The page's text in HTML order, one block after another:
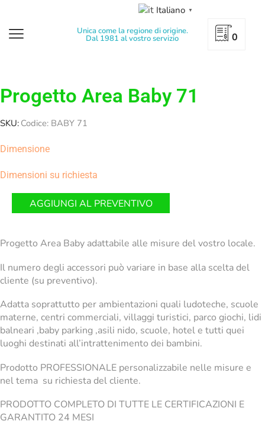
Italiano ▼
Unica come la regione di origine.
Dal 1981 al vostro servizio 0
Progetto Area Baby 71
SKU: Codice: BABY 71
Dimensione
Dimensioni su richiesta
AGGIUNGI AL PREVENTIVO
Progetto Area Baby adattabile alle misure del vostro locale.
Il numero degli accessori può variare in base alla scelta del
cliente (su preventivo).
Adatta soprattutto per ambientazioni quali ludoteche, scuole
materne, centri commerciali, villaggi turistici, parco giochi, lidi
balneari ,baby parking ,asili nido, scuole, hotel e tutti quei
luoghi destinati all’intrattenimento dei bambini.
Prodotto PROFESSIONALE personalizzabile nelle misure e
nel tema su richiesta del cliente.
PRODOTTO COMPLETO DI TUTTE LE CERTIFICAZIONI E
GARANTITO 24 MESI